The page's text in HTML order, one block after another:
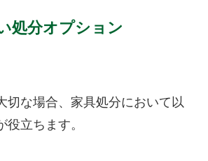
処分オプション
切な場合、家具処分において以
立ちます。